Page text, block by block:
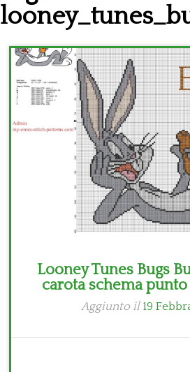
Alfabeto
Bambini
Disney
Looney Tunes Bugs
carota schema
Aggiunto il 19